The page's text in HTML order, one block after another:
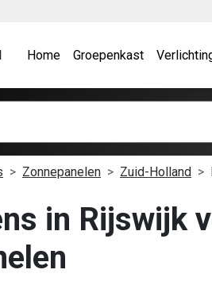
Home Groepenkast
Zonnepanelen Zuid-Holland
in Rijswijk